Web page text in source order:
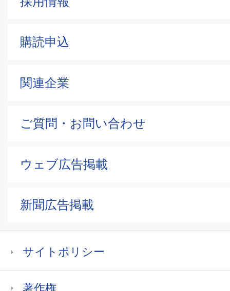
購読申込
関連企業
ご質問・お問い合わせ
ウェブ広告掲載
新聞広告掲載
サイトポリシー
著作権